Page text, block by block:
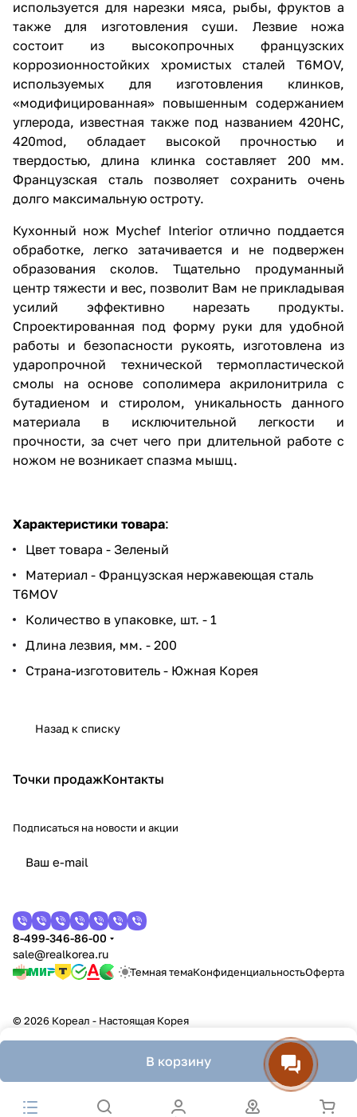
используется для нарезки мяса, рыбы, фруктов а
также для изготовления суши. Лезвие ножа
состоит из высокопрочных французских
коррозионностойких хромистых сталей T6MOV,
используемых для изготовления клинков,
«модифицированная» повышенным содержанием
углерода, известная также под названием 420НС,
420mod, обладает высокой прочностью и
твердостью, длина клинка составляет 200 мм.
Французская сталь позволяет сохранить очень
долго максимальную остроту.
Кухонный нож Mychef Interior отлично поддается
обработке, легко затачивается и не подвержен
образования сколов. Тщательно продуманный
центр тяжести и вес, позволит Вам не прикладывая
усилий эффективно нарезать продукты.
Спроектированная под форму руки для удобной
работы и безопасности рукоять, изготовлена из
ударопрочной технической термопластической
смолы
на основе сополимера акрилонитрила с
бутадиеном и стиролом,уникальность данного
материала в исключительной легкости и
прочности, за счет чего при длительной работе с
ножом не возникает спазма мышц.
Характеристики товара:
Цвет товара - Зеленый
Материал - Французская нержавеющая сталь
T6MOV
Количество в упаковке, шт. - 1
Длина лезвия, мм. - 200
Страна-изготовитель - Южная Корея
Назад к списку
В корзину
Точки продажКонтакты
Подписаться на новости и акции
8-499-346-86-00
sale@realkorea.ru
Темная темаКонфиденциальностьОферта
© 2026 Кореал - Настоящая Корея